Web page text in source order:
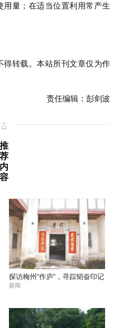
量；在适当位置利用常产生
转载。本站所刊文章仅为作
责任编辑：彭剑波
推
荐
内
容
探访梅州“作庐”，寻踪韬奋印记
新闻